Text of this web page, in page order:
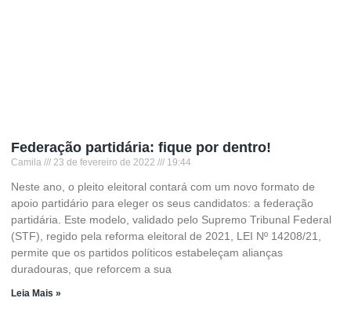
Federação partidária: fique por dentro!
Camila 23 de fevereiro de 2022 19:44
Neste ano, o pleito eleitoral contará com um novo formato de
apoio partidário para eleger os seus candidatos: a federação
partidária. Este modelo, validado pelo Supremo Tribunal Federal
(STF), regido pela reforma eleitoral de 2021, LEI Nº 14208/21,
permite que os partidos políticos estabeleçam alianças
duradouras, que reforcem a sua
Leia Mais »